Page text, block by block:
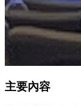
主要內容